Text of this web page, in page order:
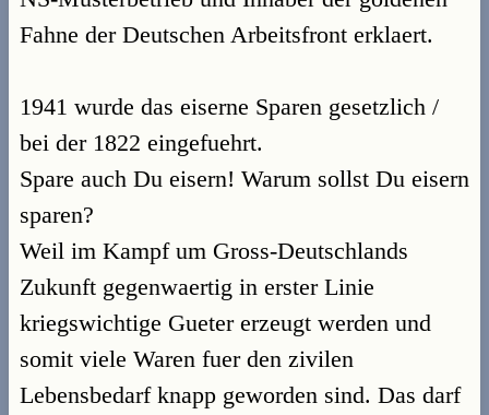
Fahne der Deutschen Arbeitsfront erklaert.
1941 wurde das eiserne Sparen gesetzlich /
bei der 1822 eingefuehrt.
Spare auch Du eisern! Warum sollst Du eisern
sparen?
Weil im Kampf um Gross-Deutschlands
Zukunft gegenwaertig in erster Linie
kriegswichtige Gueter erzeugt werden und
somit viele Waren fuer den zivilen
Lebensbedarf knapp geworden sind. Das darf